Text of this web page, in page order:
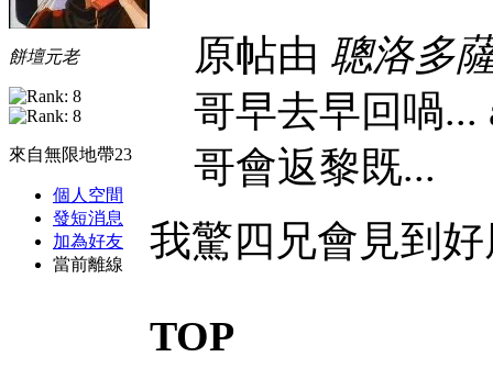
餅壇元老
來自無限地帶23
個人空間
發短消息
加為好友
當前離線
原帖由 聰洛多
哥早去早回喎...
哥會返黎既...
我驚四兄會見到
TOP